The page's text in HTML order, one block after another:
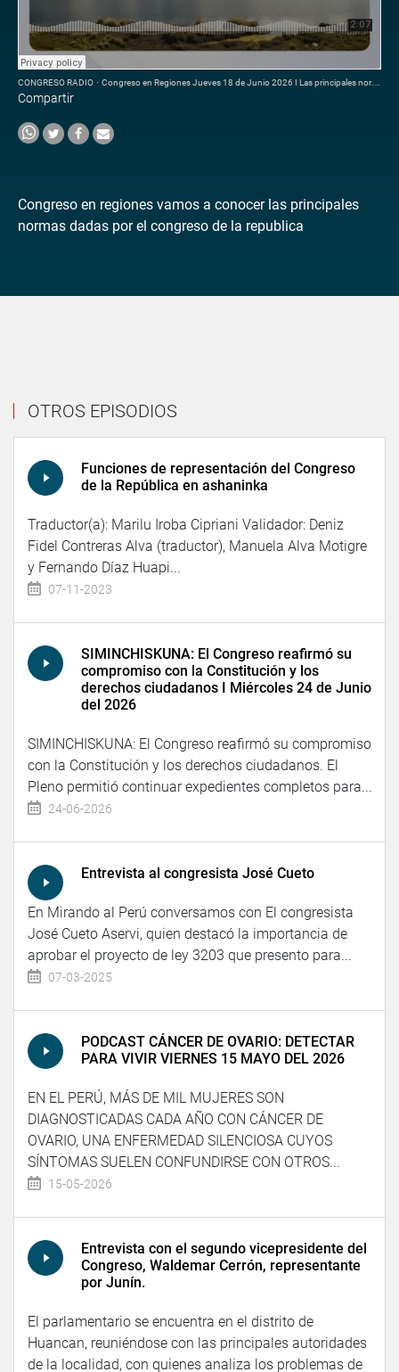
CONGRESO RADIO · Congreso en Regiones Jueves 18 de Junio 2026 I Las principales normas dadas por el congreso
Compartir
Congreso en regiones vamos a conocer las principales
normas dadas por el congreso de la republica
OTROS EPISODIOS
Funciones de representación del Congreso
de la República en ashaninka
Traductor(a): Marilu Iroba Cipriani Validador: Deniz
Fidel Contreras Alva (traductor), Manuela Alva Motigre
y Fernando Díaz Huapi...
07-11-2023
SIMINCHISKUNA: El Congreso reafirmó su
compromiso con la Constitución y los
derechos ciudadanos I Miércoles 24 de Junio
del 2026
SIMINCHISKUNA: El Congreso reafirmó su compromiso
con la Constitución y los derechos ciudadanos. El
Pleno permitió continuar expedientes completos para...
24-06-2026
Entrevista al congresista José Cueto
En Mirando al Perú conversamos con El congresista
José Cueto Aservi, quien destacó la importancia de
aprobar el proyecto de ley 3203 que presento para...
07-03-2025
PODCAST CÁNCER DE OVARIO: DETECTAR
PARA VIVIR VIERNES 15 MAYO DEL 2026
EN EL PERÚ, MÁS DE MIL MUJERES SON
DIAGNOSTICADAS CADA AÑO CON CÁNCER DE
OVARIO, UNA ENFERMEDAD SILENCIOSA CUYOS
SÍNTOMAS SUELEN CONFUNDIRSE CON OTROS...
15-05-2026
Entrevista con el segundo vicepresidente del
Congreso, Waldemar Cerrón, representante
por Junín.
El parlamentario se encuentra en el distrito de
Huancan, reuniéndose con las principales autoridades
de la localidad, con quienes analiza los problemas de